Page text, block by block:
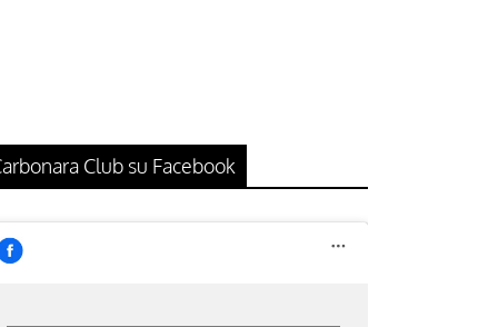
Club su Facebook